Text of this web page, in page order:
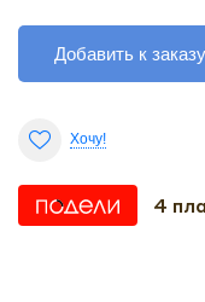
Добавить к заказу
Хочу!
4